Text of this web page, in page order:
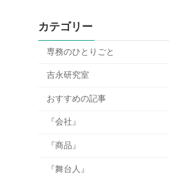
カテゴリー
専務のひとりごと
吉永研究室
おすすめの記事
『会社』
『商品』
『舞台人』